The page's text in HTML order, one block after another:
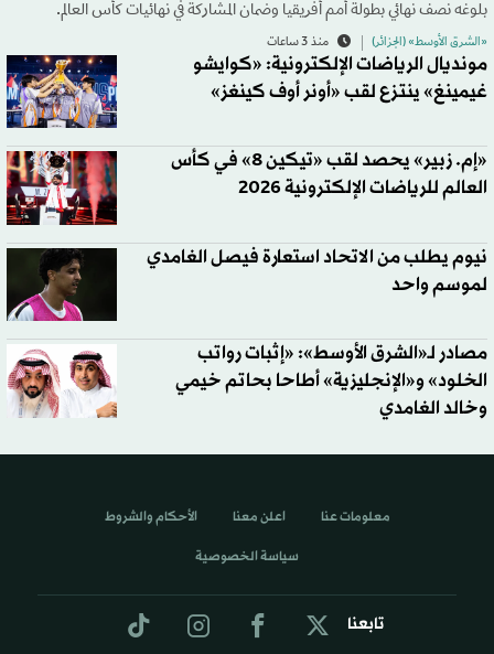
بلوغه نصف نهائي بطولة أمم أفريقيا وضمان المشاركة في نهائيات كأس العالم.
«الشرق الأوسط» (الجزائر) منذ 3 ساعات
مونديال الرياضات الإلكترونية: «كوايشو
غيمينغ» ينتزع لقب «أونر أوف كينغز»
«إم. زبير» يحصد لقب «تيكين 8» في كأس
العالم للرياضات الإلكترونية 2026
نيوم يطلب من الاتحاد استعارة فيصل الغامدي
لموسم واحد
مصادر لـ«الشرق الأوسط»: «إثبات رواتب
الخلود» و«الإنجليزية» أطاحا بحاتم خيمي
وخالد الغامدي
تابعنا
معلومات عنا اعلن معنا الأحكام والشروط
سياسة الخصوصية